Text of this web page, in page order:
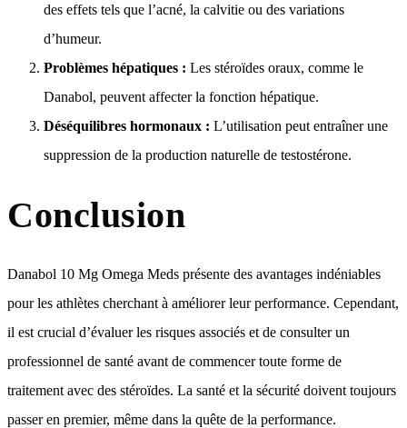
des effets tels que l’acné, la calvitie ou des variations
d’humeur.
Problèmes hépatiques : Les stéroïdes oraux, comme le
Danabol, peuvent affecter la fonction hépatique.
Déséquilibres hormonaux : L’utilisation peut entraîner une
suppression de la production naturelle de testostérone.
Conclusion
Danabol 10 Mg Omega Meds présente des avantages indéniables
pour les athlètes cherchant à améliorer leur performance. Cependant,
il est crucial d’évaluer les risques associés et de consulter un
professionnel de santé avant de commencer toute forme de
traitement avec des stéroïdes. La santé et la sécurité doivent toujours
passer en premier, même dans la quête de la performance.